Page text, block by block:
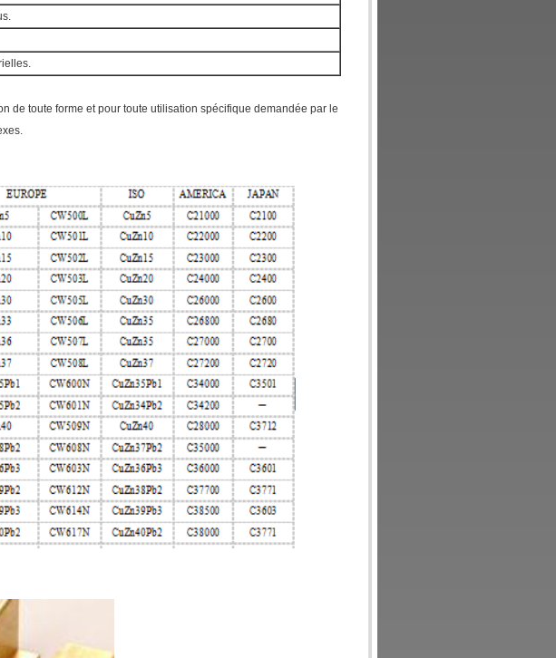
de toute forme et pour toute utilisation spécifique demandée par le